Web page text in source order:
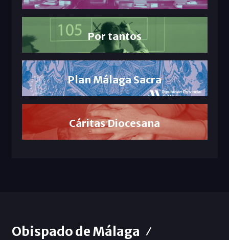
Por tantos
Plan Málaga Sacra
Cáritas Diocesana
Obispado de Málaga